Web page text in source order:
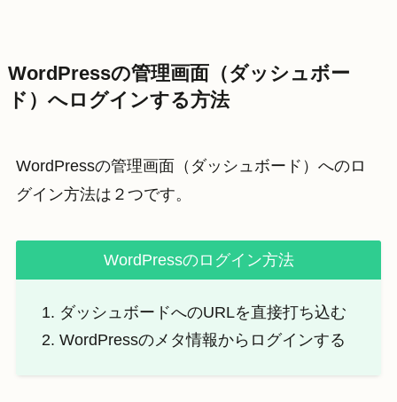
WordPressの管理画面（ダッシュボー
ド）へログインする方法
WordPressの管理画面（ダッシュボード）へのロ
グイン方法は２つです。
WordPressのログイン方法
ダッシュボードへのURLを直接打ち込む
WordPressのメタ情報からログインする